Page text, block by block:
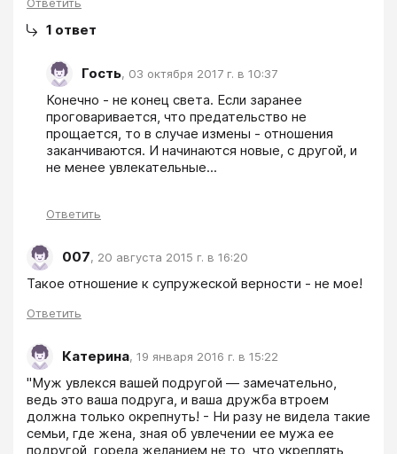
1 ответ
Гость, 03 октября 2017 г. в 10:37
Конечно - не конец света. Если заранее
проговаривается, что предательство не
прощается, то в случае измены - отношения
заканчиваются. И начинаются новые, с другой, и
не менее увлекательные...
Ответить
007, 20 августа 2015 г. в 16:20
Ответить
Катерина, 19 января 2016 г. в 15:22
"Муж увлекся вашей подругой — замечательно,
ведь это ваша подруга, и ваша дружба втроем
должна только окрепнуть! - Ни разу не видела такие
семьи, где жена, зная об увлечении ее мужа ее
подругой, горела желанием не то, что укреплять